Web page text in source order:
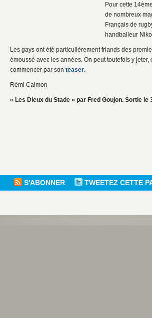
Pour cette
de nombreux
Français de
handballeur
Les gays ont été particulièrement friands des
émoussé avec les années. On peut toutefois y
commencer par son teaser.
Rémi Calmon
« Les Dieux du Stade » par Fred Goujon. Sortie le
S'ABONNER TWEETEZ CETTE